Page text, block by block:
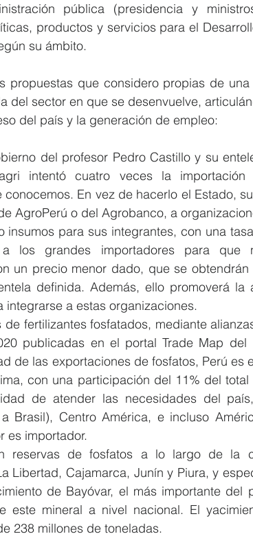
pública (presidencia y
productos y servicios para el
su ámbito.
propuestas que considero propias de
del sector en que se desenvuelve,
del país y la generación de empleo:
del profesor Pedro Castillo y su
intentó cuatro veces la
En vez de hacerlo el Estado,
AgroPerú o del Agrobanco, a
insumos para sus integrantes, con una
los grandes importadores para que
un precio menor dado, que se
definida. Además, ello promoverá la
integrarse a estas organizaciones.
de fertilizantes fosfatados, mediante
publicadas en el portal Trade Map del
de las exportaciones de fosfatos, Perú es
con una participación del 11% del
de atender las necesidades del
Brasil), Centro América, e incluso
es importador.
reservas de fosfatos a lo largo de la
Libertad, Cajamarca, Junín y Piura, y
de Bayóvar, el más importante del
este mineral a nivel nacional. El
238 millones de toneladas.